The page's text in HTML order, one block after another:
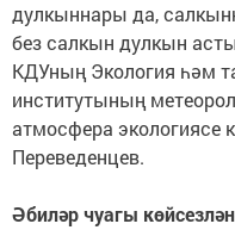
дулкыннары да,
без салкын дулкын
КДУның Экология һәм
институтының
атмосфера
Переведенцев.
Әбиләр чуагы